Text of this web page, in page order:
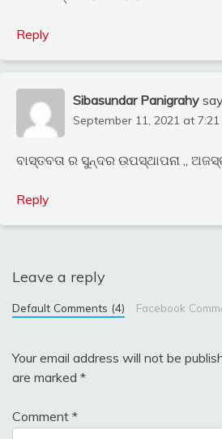
Reply
Sibasundar Panigrahy
September 11, 2021 at
ବାସ୍ତବତା ର ସୁନ୍ଦର ଉପସ୍ଥାପନା ,,
Reply
Leave a reply
Default Comments (4) Facebook
Your email address will not be
are marked *
Comment *